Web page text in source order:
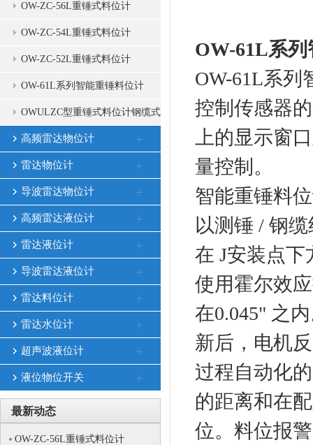
OW-ZC-56L重锤式料位计
OW-ZC-54L重锤式料位计
OW-ZC-52L重锤式料位计
OW-61L系列智能重锤料位计
OWULZC型重锤式料位计钢缆式
物位计
高频雷达物位计
雷达物位计
导波雷达物位计
高频雷达液位计
雷达液位计
导波雷达液位计
雷达料位计
雷达水位计
超声波液位计
液位物位开关
最新动态
OW-ZC-56L重锤式料位计
OW-61L系
OW-61L系列
控制传感器
上的显示窗
量控制。
智能重锤料
以测锤 / 钢
在 J安装点
使用霍尔效
在0.045" 之
新后，电机
过程自动化
的距离和在
位。料位报